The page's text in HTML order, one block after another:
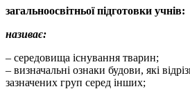
загальноосвітньої підготовки учнів:
називає:
– середовища існування тварин;
– визначальні ознаки будови, які
зазначених груп серед інших;